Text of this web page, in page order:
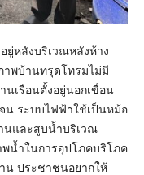
ยู่หลังบริเวณหลังห้าง
พบ้านทรุดโทรมไม่มี
นเรือนตั้งอยู่นอกเขื่อน
น ระบบไฟฟ้าใช้เป็นหม้อ
นและสูบน้ำบริเวณ
น้ำในการอุปโภคบริโภค
น ประชาชนอยากให้